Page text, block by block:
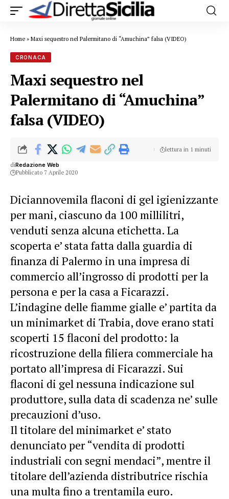
Home » Maxi sequestro nel Palermitano di “Amuchina” falsa (VIDEO)
CRONACA
Maxi sequestro nel
Palermitano di “Amuchina”
falsa (VIDEO)
diRedazione Web
Pubblicato 7 Aprile 2020
lettura in 1 minuti
Diciannovemila flaconi di gel igienizzante
per mani, ciascuno da 100 millilitri,
venduti senza alcuna etichetta. La
scoperta e’ stata fatta dalla guardia di
finanza di Palermo in una impresa di
commercio all’ingrosso di prodotti per la
persona e per la casa a Ficarazzi.
L’indagine delle fiamme gialle e’ partita da
un minimarket di Trabia, dove erano stati
scoperti 15 flaconi del prodotto: la
ricostruzione della filiera commerciale ha
portato all’impresa di Ficarazzi. Sui
flaconi di gel nessuna indicazione sul
produttore, sulla data di scadenza ne’ sulle
precauzioni d’uso.
Il titolare del minimarket e’ stato
denunciato per “vendita di prodotti
industriali con segni mendaci”, mentre il
titolare dell’azienda distributrice rischia
una multa fino a trentamila euro.